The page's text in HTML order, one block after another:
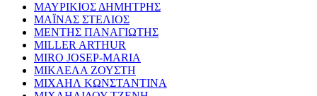
ΜΑΥΡΙΚΙΟΣ ΔΗΜΗΤΡΗΣ
ΜΑΪΝΑΣ ΣΤΕΛΙΟΣ
ΜΕΝΤΗΣ ΠΑΝΑΓΙΩΤΗΣ
MILLER ARTHUR
MIRO JOSEP-MARIA
ΜΙΚΑΕΛΑ ΖΟΥΣΤΗ
ΜΙΧΑΗΛ ΚΩΝΣΤΑΝΤΙΝΑ